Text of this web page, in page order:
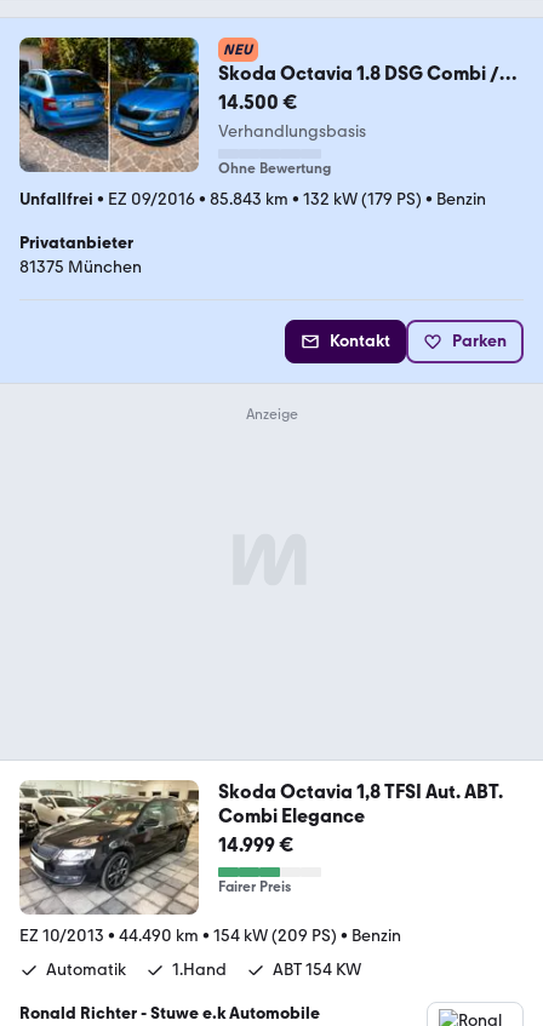
NEU
Skoda Octavia 1.8 DSG Combi /
Panorama / Standheiz
14.500 €
Verhandlungsbasis
Ohne Bewertung
Unfallfrei • EZ 09/2016• 85.843 km • 132 kW (179 PS) • Benzin
Privatanbieter
81375 München
Kontakt Parken
Skoda Octavia 1,8 TFSI Aut. ABT.
Combi Elegance
14.999 €
Fairer Preis
EZ 10/2013 • 44.490 km • 154 kW (209 PS) • Benzin
Automatik
1.Hand ABT 154 KW
Ronald Richter - Stuwe e.k Automobile